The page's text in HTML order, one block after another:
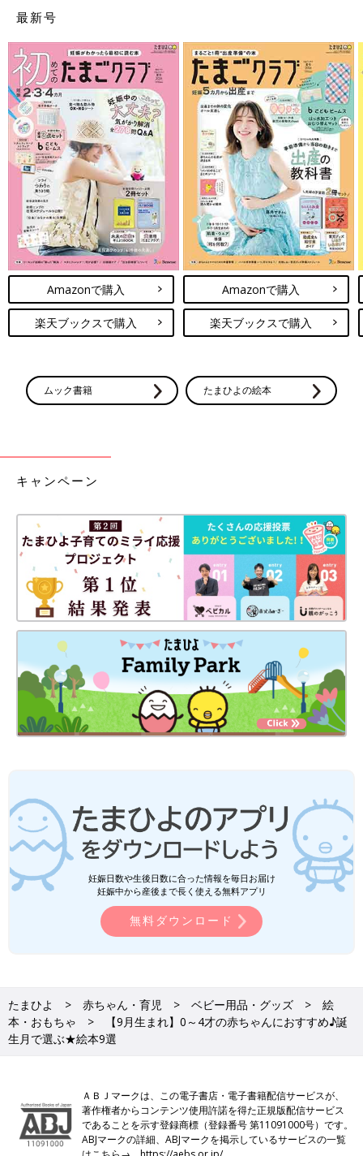
最新号
Amazonで購入
楽天ブックスで購入
Amazonで購入
楽天ブックスで購入
ムック書籍 たまひよの絵本
キャンペーン
妊娠日数や生後日数に合った情報を毎日お届け
妊娠中から産後まで長く使える無料アプリ
無料ダウンロード
たまひよ 赤ちゃん・育児 ベビー用品・グッズ
絵
本・おもちゃ
【9月生まれ】0～4才の赤ちゃんにおすすめ♪誕
生月で選ぶ★絵本9選
ＡＢＪマークは、この電子書店・電子書籍配信サービスが、
著作権者からコンテンツ使用許諾を得た正規版配信サービス
であることを示す登録商標（登録番号 第11091000号）です。
ABJマークの詳細、ABJマークを掲示しているサービスの一覧